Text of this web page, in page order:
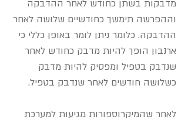
מדבקות בשתן כחודש לאחר ההדבקה
וההפרשה תימשך כחודשיים שלושה לאחר
ההדבקה. כלומר ניתן לומר באופן כללי כי
ארנבון הופך להיות מדבק כחודש לאחר
שנדבק בטפיל ומפסיק להיות מדבק
כשלושה חודשים לאחר שנדבק בטפיל.
לאחר שהמיקרוספורות מגיעות למערכת